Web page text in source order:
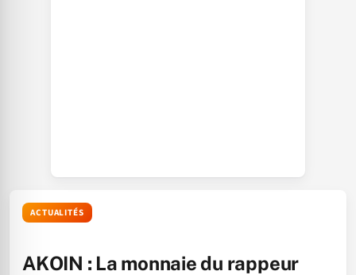
ACTUALITÉS
AKOIN : La monnaie du rappeur